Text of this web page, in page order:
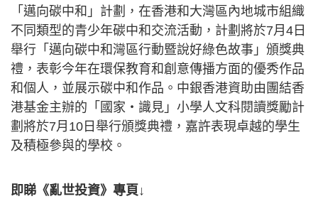
「邁向碳中和」計劃，在香港和大灣區內地城市組織
不同類型的青少年碳中和交流活動，計劃將於7月4日
舉行「邁向碳中和灣區行動暨說好綠色故事」頒獎典
禮，表彰今年在環保教育和創意傳播方面的優秀作品
和個人，並展示碳中和作品。中銀香港資助由團結香
港基金主辦的「國家‧識見」小學人文科閱讀獎勵計
劃將於7月10日舉行頒獎典禮，嘉許表現卓越的學生
及積極參與的學校。
即睇《亂世投資》專頁↓